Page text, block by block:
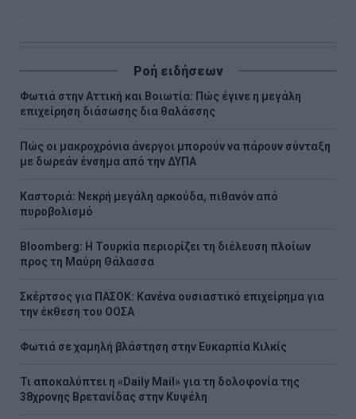
Ροή ειδήσεων
Φωτιά στην Αττική και Βοιωτία: Πώς έγινε η μεγάλη
επιχείρηση διάσωσης δια θαλάσσης
Πώς οι μακροχρόνια άνεργοι μπορούν να πάρουν σύνταξη
με δωρεάν ένσημα από την ΔΥΠΑ
Καστοριά: Νεκρή μεγάλη αρκούδα, πιθανόν από
πυροβολισμό
Bloomberg: Η Τουρκία περιορίζει τη διέλευση πλοίων
προς τη Μαύρη Θάλασσα
Σκέρτσος για ΠΑΣΟΚ: Κανένα ουσιαστικό επιχείρημα για
την έκθεση του ΟΟΣΑ
Φωτιά σε χαμηλή βλάστηση στην Ευκαρπία Κιλκίς
Τι αποκαλύπτει η «Daily Mail» για τη δολοφονία της
38χρονης Βρετανίδας στην Κυψέλη